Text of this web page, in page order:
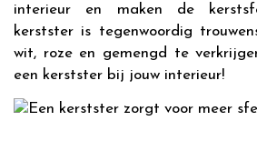
interieur en maken de
kerstster is tegenwoordig
wit, roze en gemengd te
een kerstster bij jouw interieur!